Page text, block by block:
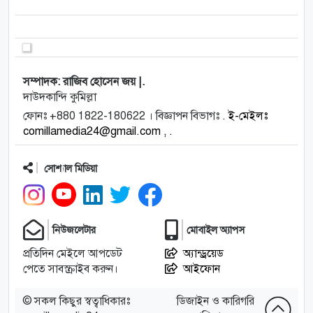
অন্তত ১৫ জেলায়
বিএনপি, বৈষম্যবিরোধী
ছাত্র আন্দোলন, জাতীয়
ও প্রতিবাদ সমাবেশের
আয়োজন করা হয়।...
সম্পাদক: রাজিব হোসেন জয় |.
দাউদকান্দি কুমিল্লা
ফোনঃ +880 1822-180622 । বিজ্ঞাপন বিভাগঃ .ই-মেইলঃ
comillamedia24@gmail.com , .
সোশ্যাল মিডিয়া
নিউজলেটার
প্রতিদিন মেইলে আপডেট
পেতে সাবস্ক্রাইব করুন।
মোবাইল অ্যাপস
অ্যান্ড্রয়েড
আইফোন
© সকল কিছুর স্বত্বাধিকারঃ
ডিজাইন ও কারিগরি